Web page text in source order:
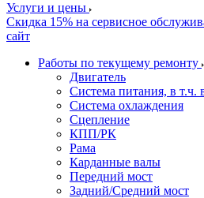
Услуги и цены
Скидка 15% на сервисное
сайт
Работы по текущему ремонту
Двигатель
Система питания, в т.ч.
Система охлаждения
Сцепление
КПП/РК
Рама
Карданные валы
Передний мост
Задний/Средний мост